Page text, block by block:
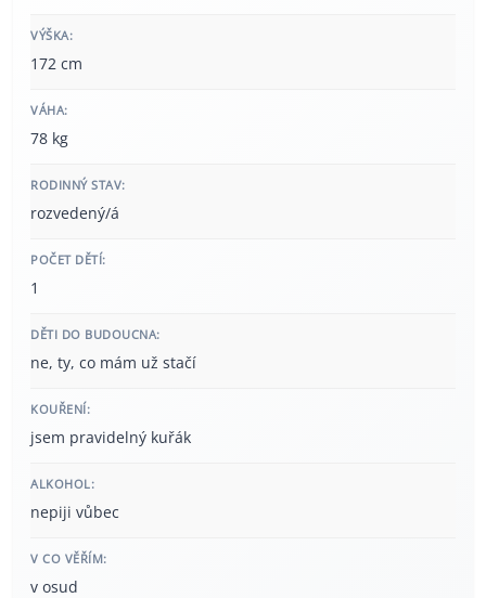
VÝŠKA:
172 cm
VÁHA:
78 kg
RODINNÝ STAV:
rozvedený/á
POČET DĚTÍ:
1
DĚTI DO BUDOUCNA:
ne, ty, co mám už stačí
KOUŘENÍ:
jsem pravidelný kuřák
ALKOHOL:
nepiji vůbec
V CO VĚŘÍM:
v osud